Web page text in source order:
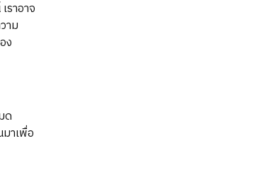
ราอาจ
าม
ง
ด
มาเพื่อ